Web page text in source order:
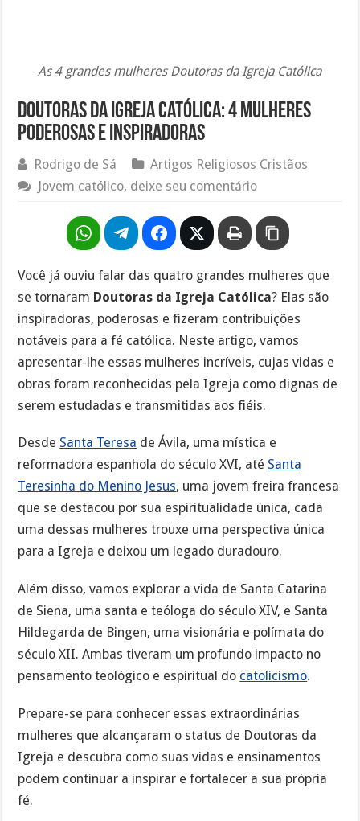
As 4 grandes mulheres Doutoras da Igreja Católica
Doutoras da Igreja Católica: 4 mulheres
poderosas e inspiradoras
Rodrigo de Sá
Artigos Religiosos Cristãos
Jovem católico, deixe seu comentário
Você já ouviu falar das quatro grandes mulheres que
se tornaram Doutoras da Igreja Católica? Elas são
inspiradoras, poderosas e fizeram contribuições
notáveis para a fé católica. Neste artigo, vamos
apresentar-lhe essas mulheres incríveis, cujas vidas e
obras foram reconhecidas pela Igreja como dignas de
serem estudadas e transmitidas aos fiéis.
Desde Santa Teresa de Ávila, uma mística e
reformadora espanhola do século XVI, até Santa
Teresinha do Menino Jesus, uma jovem freira francesa
que se destacou por sua espiritualidade única, cada
uma dessas mulheres trouxe uma perspectiva única
para a Igreja e deixou um legado duradouro.
Além disso, vamos explorar a vida de Santa Catarina
de Siena, uma santa e teóloga do século XIV, e Santa
Hildegarda de Bingen, uma visionária e polímata do
século XII. Ambas tiveram um profundo impacto no
pensamento teológico e espiritual do catolicismo.
Prepare-se para conhecer essas extraordinárias
mulheres que alcançaram o status de Doutoras da
Igreja e descubra como suas vidas e ensinamentos
podem continuar a inspirar e fortalecer a sua própria
fé.